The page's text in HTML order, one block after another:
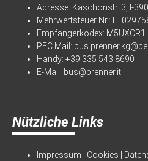
Adresse: Kaschonstr. 3, I-
Mehrwertsteuer Nr.: IT
Empfängerkodex: M5UXCR1
PEC Mail:
Handy: +39 335 543 8690
E-Mail: bus@prenner.it
Nützliche Links
Impressum Cookies